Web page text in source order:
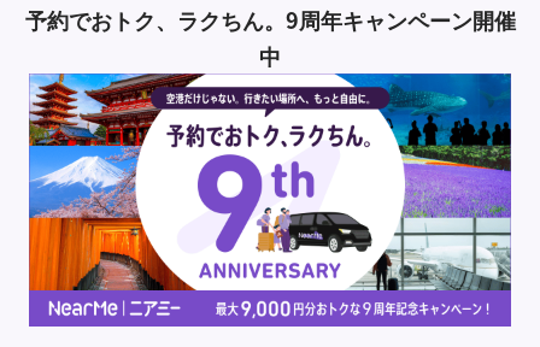
予約でおトク、ラクちん。9周年キャンペーン開催
中